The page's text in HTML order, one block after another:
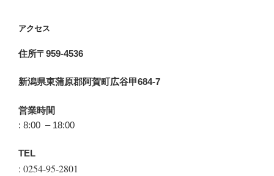
アクセス
住所〒959-4536
新潟県東蒲原郡阿賀町広谷甲684-7
営業時間
: 8:00 – 18:00
TEL
: 0254-95-2801